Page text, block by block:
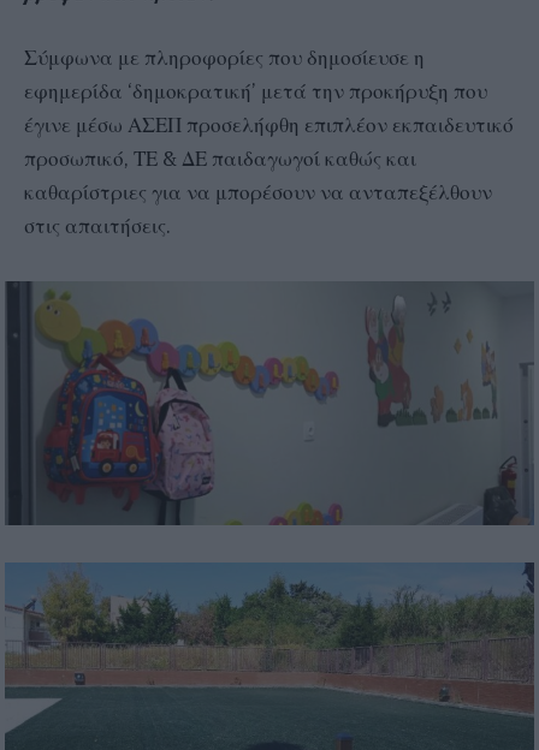
Σύμφωνα με πληροφορίες που δημοσίευσε η
εφημερίδα ‘δημοκρατική’ μετά την προκήρυξη που
έγινε μέσω ΑΣΕΠ προσελήφθη επιπλέον εκπαιδευτικό
προσωπικό, ΤΕ & ΔΕ παιδαγωγοί καθώς και
καθαρίστριες για να μπορέσουν να ανταπεξέλθουν
στις απαιτήσεις.